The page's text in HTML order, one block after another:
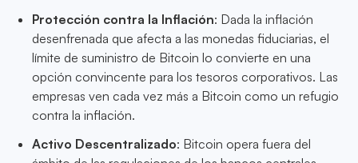
Protección contra la Inflación: Dada la inflación
desenfrenada que afecta a las monedas fiduciarias, el
límite de suministro de Bitcoin lo convierte en una
opción convincente para los tesoros corporativos. Las
empresas ven cada vez más a Bitcoin como un refugio
contra la inflación.
Activo Descentralizado: Bitcoin opera fuera del